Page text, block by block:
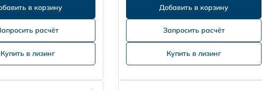
расчёт
Купить в лизинг
Запросить расчёт
Купить в лизинг